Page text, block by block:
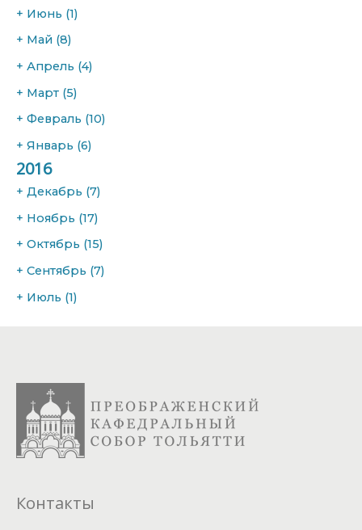
+ Июнь (1)
+ Май (8)
+ Апрель (4)
+ Март (5)
+ Февраль (10)
+ Январь (6)
2016
+ Декабрь (7)
+ Ноябрь (17)
+ Октябрь (15)
+ Сентябрь (7)
+ Июль (1)
Контакты